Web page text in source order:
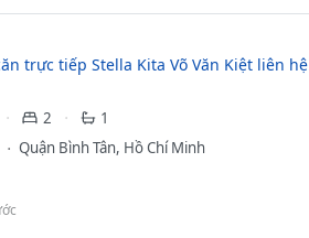
trực tiếp Stella Kita Võ Văn Kiệt liên hệ
2
1
Quận Bình Tân, Hồ Chí Minh